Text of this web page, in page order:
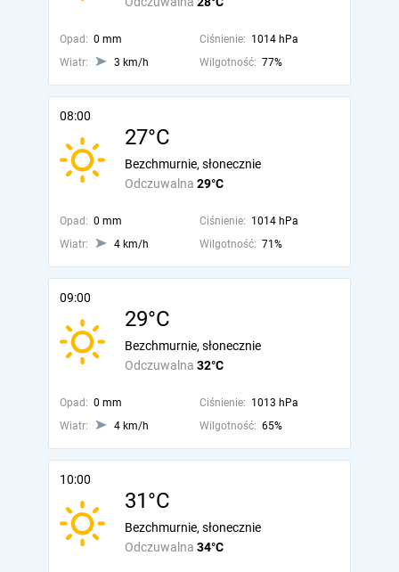
Opad: 0 mm Ciśnienie: 1014 hPa
Wiatr:
3 km/h Wilgotność: 77%
08:00
27°C
Odczuwalna 29°C
Bezchmurnie, słonecznie
Opad: 0 mm Ciśnienie: 1014 hPa
Wiatr:
4 km/h Wilgotność: 71%
09:00
29°C
Odczuwalna 32°C
Bezchmurnie, słonecznie
Opad: 0 mm Ciśnienie: 1013 hPa
Wiatr:
4 km/h Wilgotność: 65%
10:00
31°C
Odczuwalna 34°C
Bezchmurnie, słonecznie